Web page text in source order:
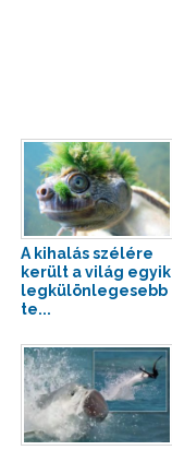
A kihalás szélére
került a világ egyik
legkülönlegesebb
te...